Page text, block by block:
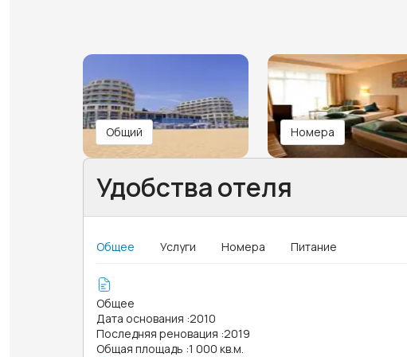
Общий Номера
Удобства отеля
Общее Услуги Номера Питание
Общее
Дата основания :2010
Последняя реновация :2019
Общая площадь :1 000 кв.м.